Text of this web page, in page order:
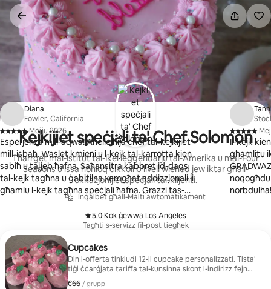
Aqbeż
għall-
kontenut
Kejkijiet speċjali ta' Chef Solomon
Tħarrġet mal-Istitut tal-Ikel leġġendarju tal-Amerika u mal-Four
Seasons u issa noħloq ċikkoli b'livell wieħed jew iktar għall-
okkażjonijiet speċjali tal-klijenti.
Inqalbet għall-Malti awtomatikament
5.0
, ·Kok ġewwa Los Angeles
Tagħti s-servizz fil-post tiegħek
Cupcakes
Din l-offerta tinkludi 12-il cupcake personalizzati. Tista'
tiġi ċċarġjata tariffa tal-kunsinna skont l-indirizz fejn
titħalla l-konsenja.
€66 / grupp
€66 kull grupp
Diana
Fowler, California
,
·Mejju 2026
Esperjenza mill-aqwa! Arielle hija chef tal-kejkijiet
mill-isbaħ. Waslet kmieni u l-kejk tal-karrotta kien
sabiħ u tajjeb ħafna. Saħansitra kabbret id-daqs
tal-kejk tagħna u ġabitilna xemgħat addizzjonali li
għamlu l-kejk tagħna speċjali ħafna. Grazzi tas-
,
·
Il-kejk
għamlitu
noqogħdu